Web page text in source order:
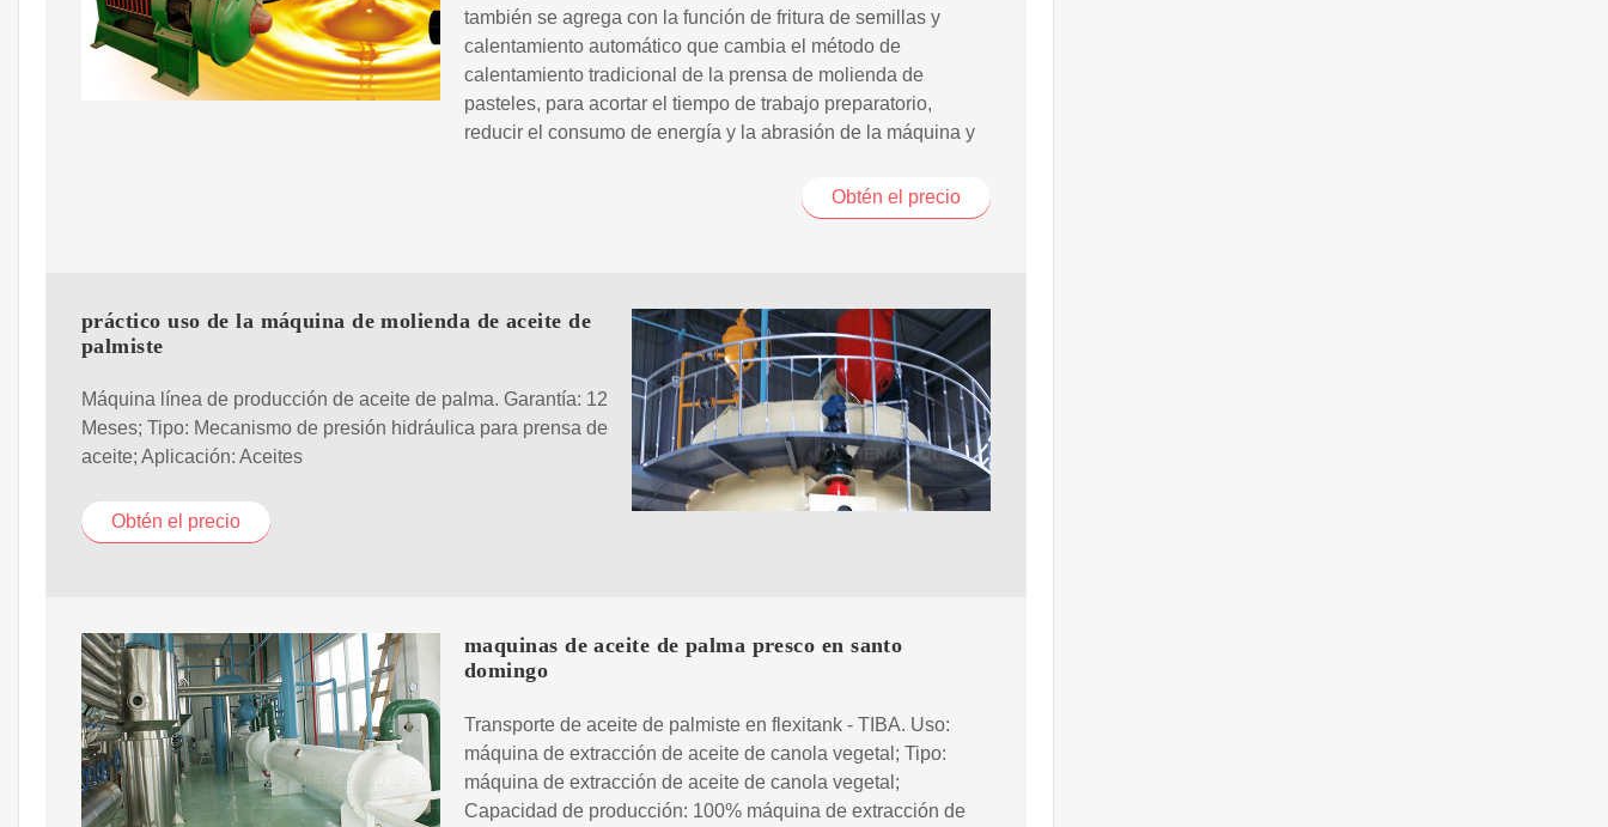
también se agrega con la función de fritura de semillas y
calentamiento automático que cambia el método de
calentamiento tradicional de la prensa de molienda de
pasteles, para acortar el tiempo de trabajo preparatorio,
reducir el consumo de energía y la abrasión de la máquina y
Obtén el precio
práctico uso de la máquina de molienda de aceite de
palmiste
Máquina línea de producción de aceite de palma. Garantía: 12
Meses; Tipo: Mecanismo de presión hidráulica para prensa de
aceite; Aplicación: Aceites
Obtén el precio
maquinas de aceite de palma presco en santo
domingo
Transporte de aceite de palmiste en flexitank - TIBA. Uso:
máquina de extracción de aceite de canola vegetal; Tipo:
máquina de extracción de aceite de canola vegetal;
Capacidad de producción: 100% máquina de extracción de